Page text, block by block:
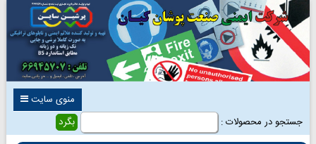
منوی سایت
جستجو در محصولات :